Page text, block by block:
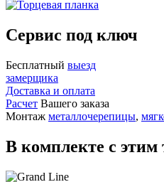
Сервис под ключ
Бесплатный выезд
замерщика
Доставка и оплата
Расчет Вашего заказа
Монтаж металлочерепицы,
В комплекте с